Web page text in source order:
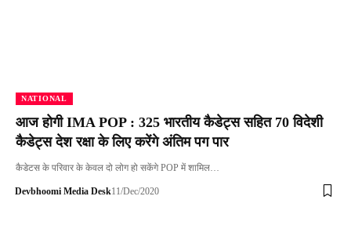
NATIONAL
आज होगी IMA POP : 325 भारतीय कैडेट्स सहित 70 विदेशी
कैडेट्स देश रक्षा के लिए करेंगे अंतिम पग पार
कैडेटस के परिवार के केवल दो लोग हो सकेंगे POP में शामिल…
Devbhoomi Media Desk11/Dec/2020